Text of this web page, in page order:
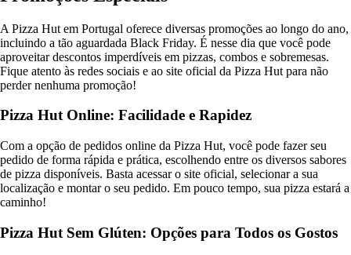
A Pizza Hut em Portugal oferece diversas promoções ao longo do ano,
incluindo a tão aguardada Black Friday. É nesse dia que você pode
aproveitar descontos imperdíveis em pizzas, combos e sobremesas.
Fique atento às redes sociais e ao site oficial da Pizza Hut para não
perder nenhuma promoção!
Pizza Hut Online: Facilidade e Rapidez
Com a opção de pedidos online da Pizza Hut, você pode fazer seu
pedido de forma rápida e prática, escolhendo entre os diversos sabores
de pizza disponíveis. Basta acessar o site oficial, selecionar a sua
localização e montar o seu pedido. Em pouco tempo, sua pizza estará a
caminho!
Pizza Hut Sem Glúten: Opções para Todos os Gostos